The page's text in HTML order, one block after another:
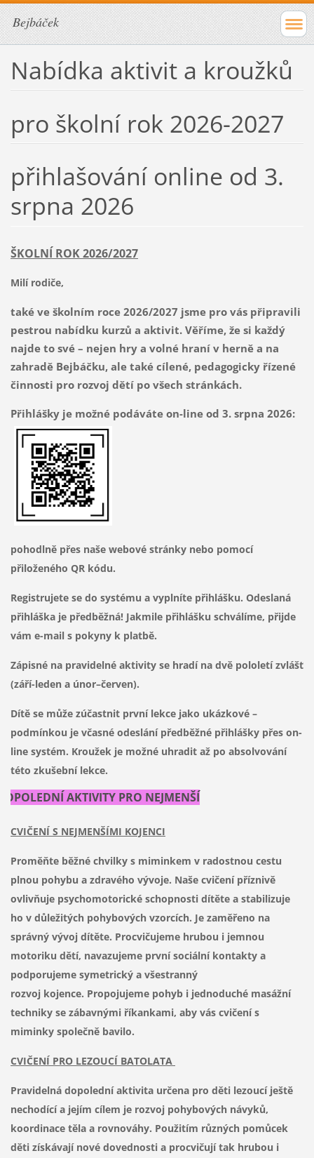
Bejbáček
Nabídka aktivit a kroužků
pro školní rok 2026-2027
přihlašování online od 3.
srpna 2026
ŠKOLNÍ ROK 2026/2027
Milí rodiče,
také ve školním roce 2026/2027 jsme pro vás připravili
pestrou nabídku kurzů a aktivit. Věříme, že si každý
najde to své – nejen hry a volné hraní v herně a na
zahradě Bejbáčku, ale také cílené, pedagogicky řízené
činnosti pro rozvoj dětí po všech stránkách.
Přihlášky je možné podáváte on-line od 3. srpna 2026:
pohodlně přes naše webové stránky nebo pomocí
přiloženého QR kódu.
Registrujete se do systému a vyplníte přihlášku. Odeslaná
přihláška je předběžná! Jakmile přihlášku schválíme, přijde
vám e-mail s pokyny k platbě.
Zápisné na pravidelné aktivity se hradí na dvě pololetí zvlášť
(září-leden a únor–červen).
Dítě se může zúčastnit první lekce jako ukázkové –
podmínkou je včasné odeslání předběžné přihlášky přes on-
line systém. Kroužek je možné uhradit až po absolvování
této zkušební lekce.
AKTIVITY PRO NEJMENŠÍ
CVIČENÍ S NEJMENŠÍMI KOJENCI
Proměňte běžné chvilky s miminkem v radostnou cestu
plnou pohybu a zdravého vývoje. Naše cvičení příznivě
ovlivňuje psychomotorické schopnosti dítěte a stabilizuje
ho v důležitých pohybových vzorcích. Je zaměřeno na
správný vývoj dítěte. Procvičujeme hrubou i jemnou
motoriku dětí, navazujeme první sociální kontakty a
podporujeme symetrický a všestranný
rozvoj kojence. Propojujeme pohyb i jednoduché masážní
techniky se zábavnými říkankami, aby vás cvičení s
miminky společně bavilo.
CVIČENÍ PRO LEZOUCÍ BATOLATA
Pravidelná dopolední aktivita určena pro děti lezoucí ještě
nechodící a jejím cílem je rozvoj pohybových návyků,
koordinace těla a rovnováhy. Použitím různých pomůcek
děti získávají nové dovednosti a procvičují tak hrubou i